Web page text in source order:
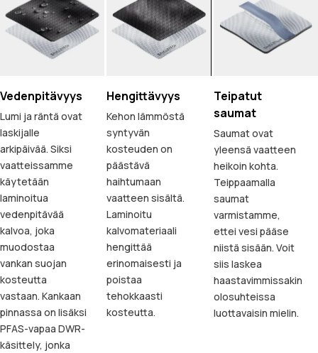
Vedenpitävyys
Lumi ja räntä ovat
laskijalle
arkipäivää. Siksi
vaatteissamme
käytetään
laminoitua
vedenpitävää
kalvoa, joka
muodostaa
vankan suojan
kosteutta
vastaan. Kankaan
pinnassa on lisäksi
PFAS-vapaa DWR-
käsittely, jonka
Hengittävyys
Kehon lämmöstä
syntyvän
kosteuden on
päästävä
haihtumaan
vaatteen sisältä.
Laminoitu
kalvomateriaali
hengittää
erinomaisesti ja
poistaa
tehokkaasti
kosteutta.
Teipatut
saumat
Saumat ovat
yleensä vaatteen
heikoin kohta.
Teippaamalla
saumat
varmistamme,
ettei vesi pääse
niistä sisään. Voit
siis laskea
haastavimmissakin
olosuhteissa
luottavaisin mielin.